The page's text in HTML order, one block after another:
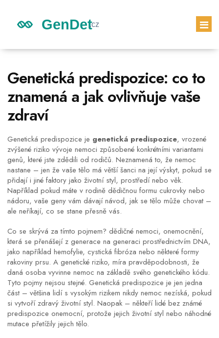
GENETICKÉ DĚDICTVÍ
DĚDICTVÍ DĚTÍ
GENETICKÝ TEST
PRVNÍ TĚHOTENSKÝ TEST
Genetická predispozice: co to
znamená a jak ovlivňuje vaše
zdraví
Genetická predispozice je genetická predispozice, vrozené
zvýšené riziko vývoje nemoci způsobené konkrétními variantami
genů, které jste zdědili od rodičů. Neznamená to, že nemoc
nastane – jen že vaše tělo má větší šanci na její výskyt, pokud se
přidají i jiné faktory jako životní styl, prostředí nebo věk.
Například pokud máte v rodině dědičnou formu cukrovky nebo
nádoru, vaše geny vám dávají návod, jak se tělo může chovat –
ale neříkají, co se stane přesně vás.
Co se skrývá za tímto pojmem? dědičné nemoci, onemocnění,
která se přenášejí z generace na generaci prostřednictvím DNA,
jako například hemofylie, cystická fibróza nebo některé formy
rakoviny prsu. A genetické riziko, míra pravděpodobnosti, že
daná osoba vyvinne nemoc na základě svého genetického kódu.
Tyto pojmy nejsou stejné. Genetická predispozice je jen jedna
část – většina lidí s vysokým rizikem nikdy nemoc nezíská, pokud
si vytvoří zdravý životní styl. Naopak – někteří lidé bez známé
predispozice onemocní, protože jejich životní styl nebo náhodné
mutace přetížily jejich tělo.